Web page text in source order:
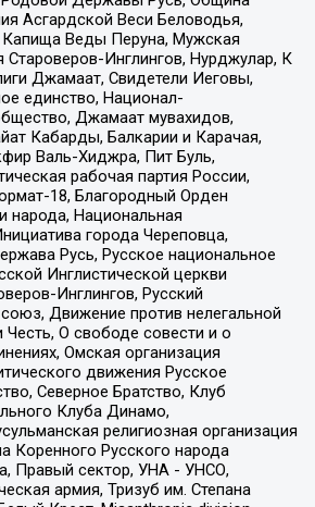
Асгардской Веси Беловодья,
Веды Перуна, Мужская
Староверов-Инглингов, Нурджулар, К
Джамаат, Свидетели Иеговы,
единство, Национал-
Джамаат мувахидов,
Кабарды, Балкарии и Карачая,
Валь-Хиджра, Пит Буль,
рабочая партия России,
18, Благородный Орден
народа, Национальная
города Череповца,
Русь, Русское национальное
Инглистической церкви
Инглингов, Русский
Движение против нелегальной
О свободе совести и о
Омская организация
движения Русское
Северное Братство, Клуб
Клуба Динамо,
религиозная организация
Коренного Русского народа
Правый сектор, УНА - УНСО,
армия, Тризуб им. Степана